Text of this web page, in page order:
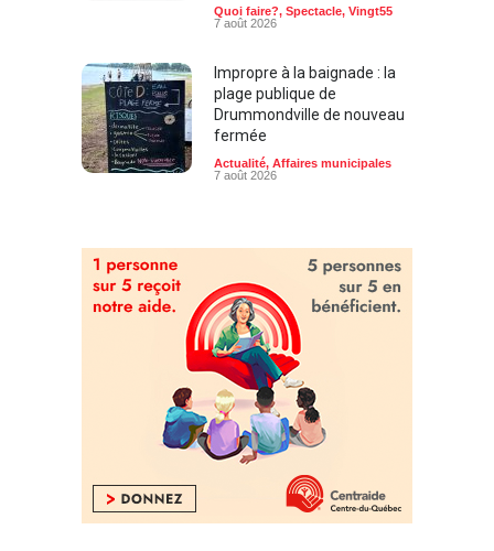
Quoi faire?, Spectacle, Vingt55
7 août 2026
Impropre à la baignade : la
plage publique de
Drummondville de nouveau
fermée
Actualité, Affaires municipales
7 août 2026